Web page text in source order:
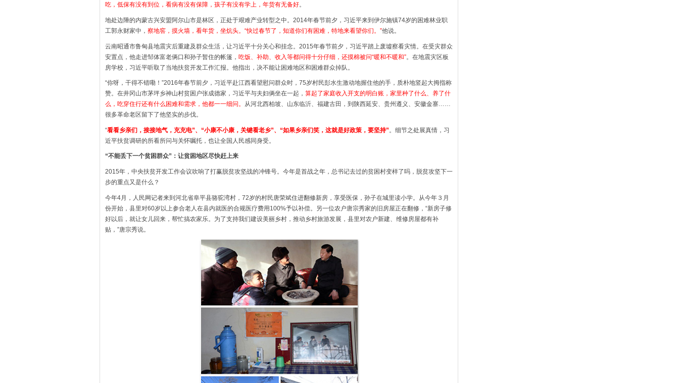
吃，低保有没有到位，看病有没有保障，孩子有没有学上，年货有无备好。
地处边陲的内蒙古兴安盟阿尔山市是林区，正处于艰难产业转型之中。2014年春节前夕，习近平来到伊尔施镇74岁的困难林业职
工郭永财家中， 察地窖，摸火墙，看年货，坐炕头。“快过春节了，知道你们有困难，特地来看望你们。”他说。
云南昭通市鲁甸县地震灾后重建及群众生活，让习近平十分关心和挂念。2015年春节前夕，习近平踏上废墟察看灾情。在受灾群众
安置点，他走进邹体富老俩口和孙子暂住的帐篷， 吃饭、补助、收入等都问得十分仔细，还摸棉被问“暖和不暖和”。在地震灾区板
房学校，习近平听取了当地扶贫开发工作汇报。他指出，决不能让困难地区和困难群众掉队。
“你呀，干得不错嘞！”2016年春节前夕，习近平赴江西看望慰问群众时，75岁村民彭水生激动地握住他的手，质朴地竖起大拇指称
赞。在井冈山市茅坪乡神山村贫困户张成德家，习近平与夫妇俩坐在一起， 算起了家庭收入开支的明白账，家里种了什么、养了什
么，吃穿住行还有什么困难和需求，他都一一细问。 从河北西柏坡、山东临沂、福建古田，到陕西延安、贵州遵义、安徽金寨……
很多革命老区留下了他坚实的步伐。
“看看乡亲们，接接地气，充充电”、“小康不小康，关键看老乡”、“如果乡亲们笑，这就是好政策，要坚持”。细节之处展真情，习
近平扶贫调研的所看所问与关怀嘱托，也让全国人民感同身受。
“不能丢下一个贫困群众”：让贫困地区尽快赶上来
2015年，中央扶贫开发工作会议吹响了打赢脱贫攻坚战的冲锋号。今年是首战之年，总书记去过的贫困村变样了吗，脱贫攻坚下一
步的重点又是什么？
今年4月，人民网记者来到河北省阜平县骆驼湾村，72岁的村民唐荣斌住进翻修新房，享受医保，孙子在城里读小学。从今年３月
份开始，县里对60岁以上参合老人在县内就医的合规医疗费用100%予以补偿。另一位农户唐宗秀家的旧房屋正在翻修，“新房子修
好以后，就让女儿回来，帮忙搞农家乐。为了支持我们建设美丽乡村，推动乡村旅游发展，县里对农户新建、维修房屋都有补
贴，”唐宗秀说。